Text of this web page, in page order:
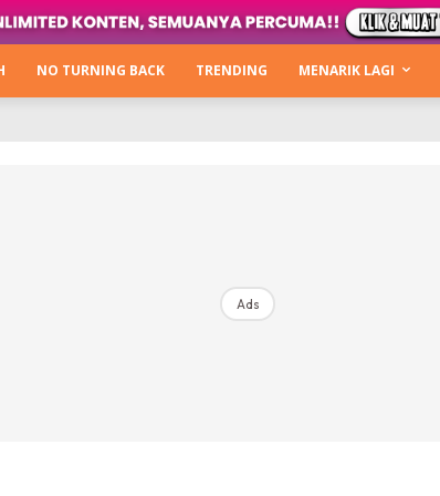
Hijabista
Next Level
NO TURNING BACK TRENDING MENARIK LAGI
Ads